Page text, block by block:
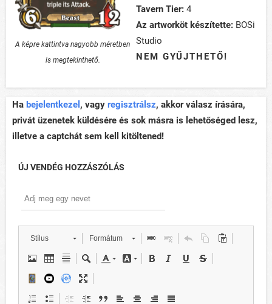
A képre kattintva nagyobb méretben
is megtekinthető.
Tavern Tier: 4
Az artworköt készítette: BOSi
Studio
NEM GYŰJTHETŐ!
Ha bejelentkezel , vagy regisztrálsz, akkor válasz írására,
privát üzenetek küldésére és sok másra is lehetőséged lesz,
illetve a captchát sem kell kitöltened!
ÚJ VENDÉG HOZZÁSZÓLÁS
Stílus Formátum